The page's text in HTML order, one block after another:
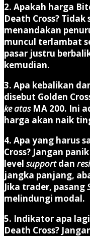
2. Apakah harga
Death Cross? Tidak
menandakan
muncul terlambat
pasar justru
kemudian.
3. Apa kebalikan
disebut Golden
ke atasMA 200. Ini
harga akan naik
4. Apa yang harus
Cross? Jangan
level supportdan
jangka panjang,
Jika trader, pasang
melindungi modal.
5. Indikator apa
Death Cross?